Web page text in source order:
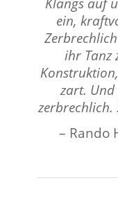
ein,
ihr Tanz
zart.
zerbrechlich.
– Rando